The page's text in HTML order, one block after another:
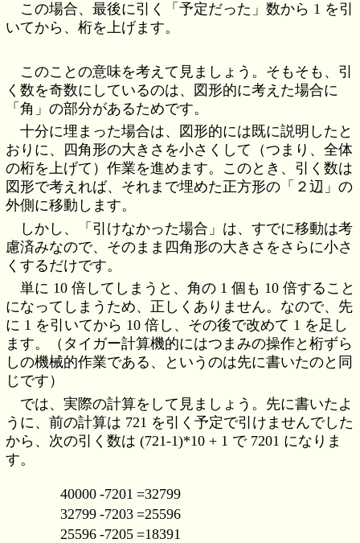
この場合、最後に引く「予定だった」数から 1 を引
いてから、桁を上げます。
このことの意味を考えて見ましょう。そもそも、引
く数を奇数にしているのは、図形的に考えた場合に
「角」の部分があるためです。
十分に埋まった場合は、図形的には既に説明したと
おりに、四角形の大きさを小さくして（つまり、全体
の桁を上げて）作業を進めます。このとき、引く数は
図形で考えれば、それまで埋めた正方形の「２辺」の
外側に移動します。
しかし、「引けなかった場合」は、すでに移動は考
慮済みなので、そのまま四角形の大きさをさらに小さ
くするだけです。
単に 10 倍してしまうと、角の 1 個も 10 倍すること
になってしまうため、正しくありません。なので、先
に 1 を引いてから 10 倍し、その後で改めて 1 を足し
ます。（タイガー計算機的にはつまみの操作と桁ずら
しの機械的作業である、というのは先に書いたのと同
じです）
では、実際の計算をして見ましょう。先に書いたよ
うに、前の計算は 721 を引く予定で引けませんでした
から、次の引く数は (721-1)*10 + 1 で 7201 になりま
す。
40000 -7201 =32799
32799 -7203 =25596
25596 -7205 =18391